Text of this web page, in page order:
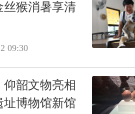
丝猴消暑享清
09:30
仰韶文物亮相
博物馆新馆